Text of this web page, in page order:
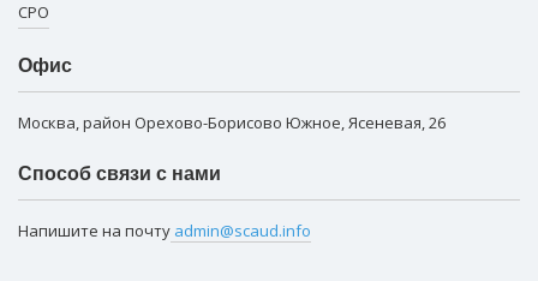
СРО
Офис
Москва, район Орехово-Борисово Южное, Ясеневая, 26
Способ связи с нами
Напишите на почту admin@scaud.info